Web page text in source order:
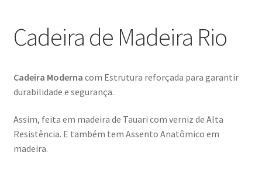
Cadeira de Madeira Rio
Cadeira Moderna com Estrutura reforçada para garantir
durabilidade e segurança.
Assim, feita em madeira de Tauari com verniz de Alta
Resistência. E também tem Assento Anatômico em
madeira.